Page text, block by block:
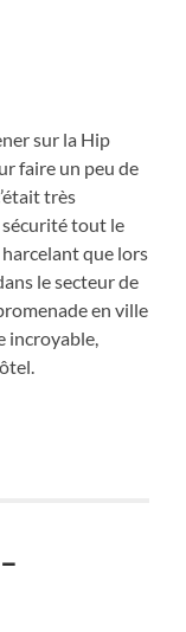
sur la Hip
faire un peu de
très
sécurité tout le
que lors
le secteur de
en ville
incroyable,